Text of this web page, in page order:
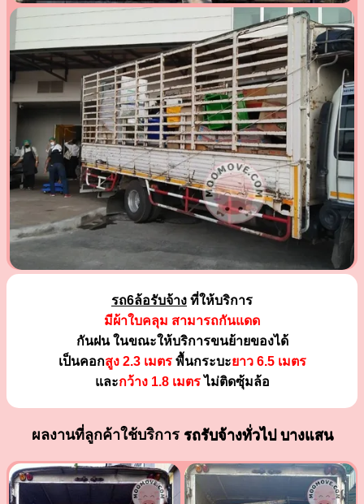
รถ6ล้อรับจ้าง ที่ให้บริการ
มีผ้าใบคลุม สามารถกันแดด
กันฝน ในขณะให้บริการขนย้ายของได้
เป็นคอกสูง 2.3 เมตรพื้นกระบะยาว 6.5 เมตร
และกว้าง 1.8 เมตรไม่ติดซุ้มล้อ
ผลงานที่ลูกค้าใช้บริการ รถรับจ้างทั่วไป บางแสน